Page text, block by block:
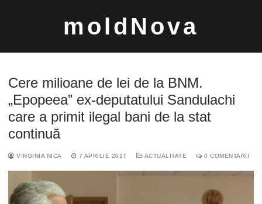
moldNova
Caută
Cere milioane de lei de la BNM.
„Epopeea” ex-deputatului Sandulachi
care a primit ilegal bani de la stat
continuă
VIRGINIA NICA 7 APRILIE 2017 ACTUALITATE 0 COMENTARII